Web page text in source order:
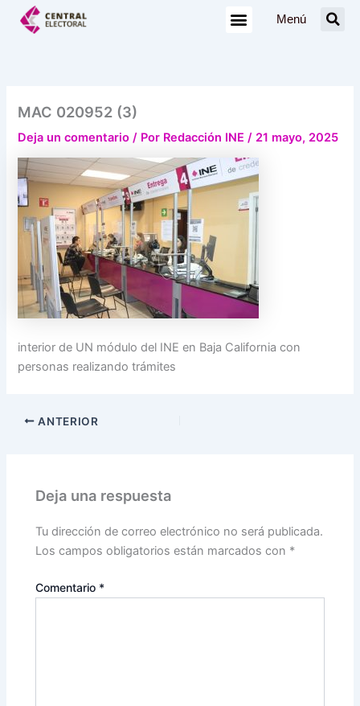
Menú
MAC 020952 (3)
Deja un comentario / Por Redacción INE/ 21 mayo, 2025
interior de UN módulo del INE en Baja California con
personas realizando trámites
ANTERIOR
Deja una respuesta
Tu dirección de correo electrónico no será publicada.
Los campos obligatorios están marcados con *
Comentario *